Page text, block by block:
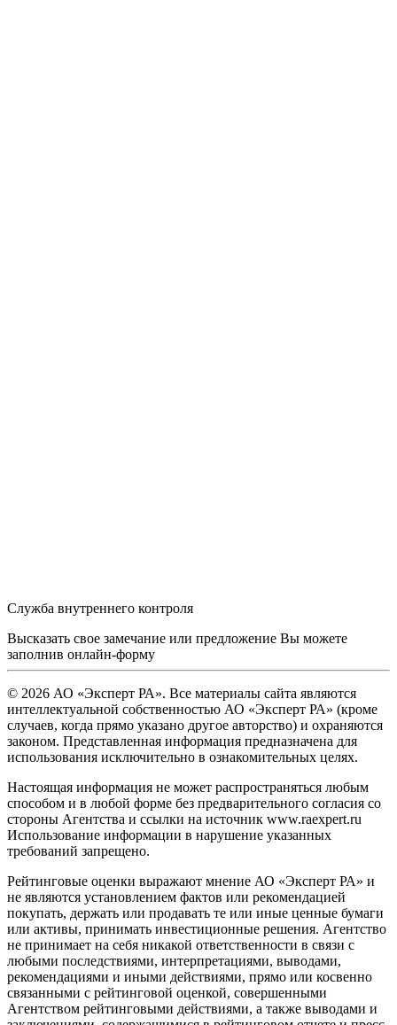
Служба внутреннего контроля
Высказать свое замечание или предложение Вы можете
заполнив онлайн-форму
© 2026 АО «Эксперт РА». Все материалы сайта являются
интеллектуальной собственностью АО «Эксперт РА» (кроме
случаев, когда прямо указано другое авторство) и охраняются
законом. Представленная информация предназначена для
использования исключительно в ознакомительных целях.
Настоящая информация не может распространяться любым
способом и в любой форме без предварительного согласия со
стороны Агентства и ссылки на источник www.raexpert.ru
Использование информации в нарушение указанных
требований запрещено.
Рейтинговые оценки выражают мнение АО «Эксперт РА» и
не являются установлением фактов или рекомендацией
покупать, держать или продавать те или иные ценные бумаги
или активы, принимать инвестиционные решения. Агентство
не принимает на себя никакой ответственности в связи с
любыми последствиями, интерпретациями, выводами,
рекомендациями и иными действиями, прямо или косвенно
связанными с рейтинговой оценкой, совершенными
Агентством рейтинговыми действиями, а также выводами и